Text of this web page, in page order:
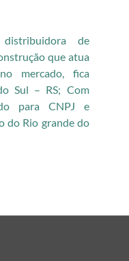
de
que atua
mercado, fica
Sul – RS; Com
para CNPJ e
do Rio grande do